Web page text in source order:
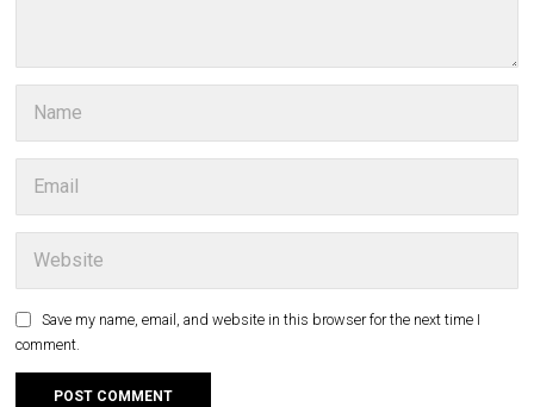
Save my name, email, and website in this browser for the next time I
comment.